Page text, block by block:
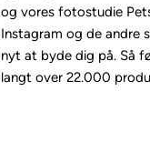
og vores fotostudie
Instagram og de andre
nyt at byde dig på. Så
langt over 22.000